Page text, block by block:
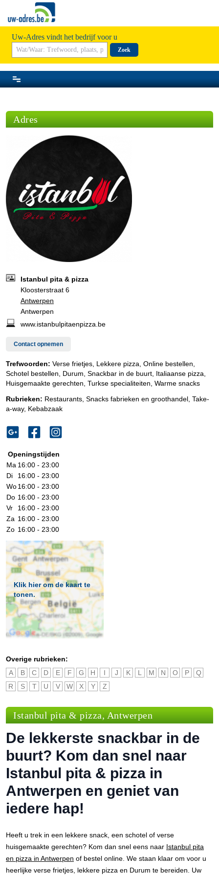
Uw-Adres vindt het bedrijf voor u
Zoek
Adres
Istanbul pita & pizza
Kloosterstraat 6
Antwerpen
Antwerpen
www.istanbulpitaenpizza.be
Contact opnemen
Trefwoorden: Verse frietjes, Lekkere pizza, Online bestellen,
Schotel bestellen, Durum, Snackbar in de buurt, Italiaanse pizza,
Huisgemaakte gerechten, Turkse specialiteiten, Warme snacks
Rubrieken: Restaurants Snacks fabrieken en groothandel Take-
a-way, Kebabzaak
Openingstijden
Ma 16:00 - 23:00
Di
16:00 - 23:00
Wo16:00 - 23:00
Do 16:00 - 23:00
Vr
16:00 - 23:00
Za 16:00 - 23:00
Zo 16:00 - 23:00
Klik hier om de kaart te
tonen.
Overige rubrieken:
A
B C D E F G H I J K L M N O P
Q
R
S T U V W X Y Z
Istanbul pita & pizza, Antwerpen
De lekkerste snackbar in de
buurt? Kom dan snel naar
Istanbul pita & pizza in
Antwerpen en geniet van
iedere hap!
Heeft u trek in een lekkere snack, een schotel of verse
huisgemaakte gerechten? Kom dan snel eens naar Istanbul pita
en pizza in Antwerpen of bestel online. We staan klaar om voor u
heerlijke verse frietjes, lekkere pizza en Durum te bereiden. Uw